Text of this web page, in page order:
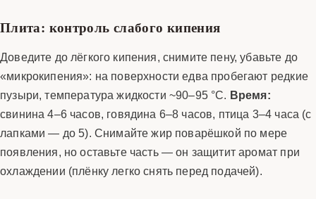
Плита: контроль слабого кипения
Доведите до лёгкого кипения, снимите пену, убавьте до
«микрокипения»: на поверхности едва пробегают редкие
пузыри, температура жидкости ~90–95 °C. Время:
свинина 4–6 часов, говядина 6–8 часов, птица 3–4 часа (с
лапками — до 5). Снимайте жир поварёшкой по мере
появления, но оставьте часть — он защитит аромат при
охлаждении (плёнку легко снять перед подачей).